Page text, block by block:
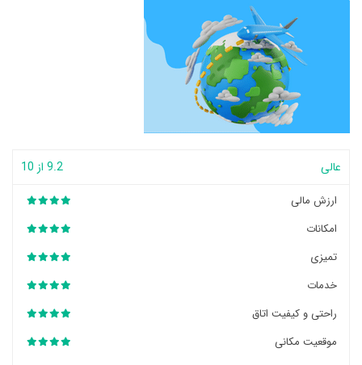
عالی 9.2 از 10
ارزش مالی
امکانات
تمیزی
خدمات
راحتی و کیفیت اتاق
موقعیت مکانی